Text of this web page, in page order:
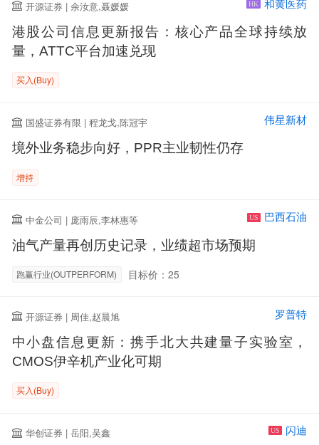
开源证券 | 余汝意,聂媛媛 HK 和黄医药
港股公司信息更新报告：核心产品全球持续放
量，ATTC平台加速兑现
买入(Buy)
国盛证券有限 | 程龙戈,陈冠宇 伟星新材
境外业务稳步向好，PPR主业韧性仍存
增持
中金公司 | 庞雨辰,李林惠等 US 巴西石油
油气产量再创历史记录，业绩超市场预期
跑赢行业(OUTPERFORM) 目标价：25
开源证券 | 周佳,赵晨旭 罗普特
中小盘信息更新：携手北大共建量子实验室，
CMOS伊辛机产业化可期
买入(Buy)
华创证券 | 岳阳,吴鑫 US 闪迪